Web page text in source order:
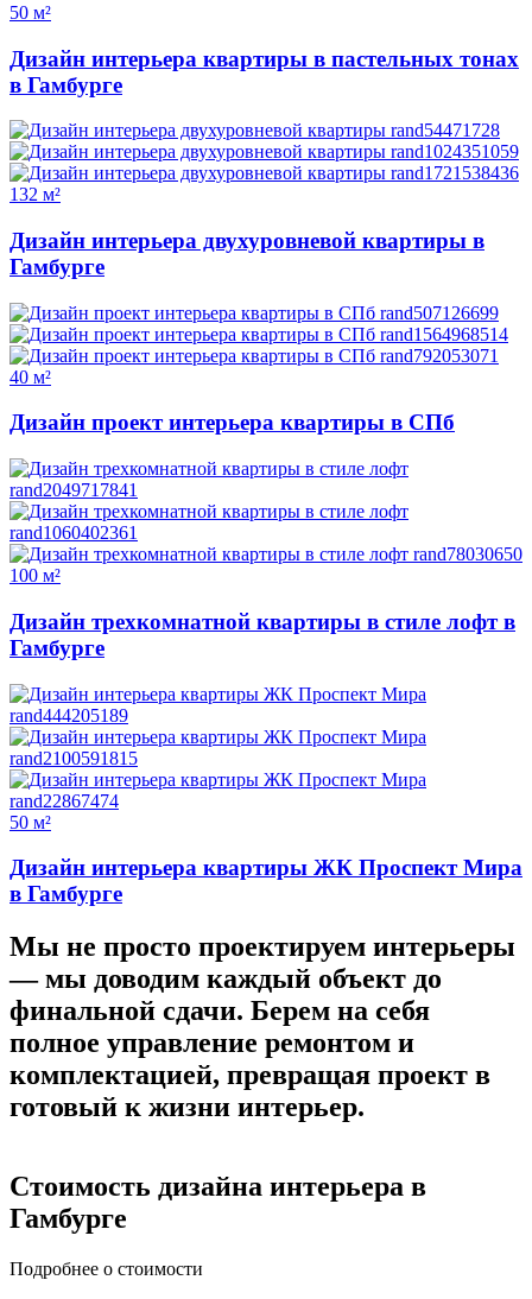
50 м²
Дизайн интерьера квартиры в пастельных тонах
в Гамбурге
132 м²
Дизайн интерьера двухуровневой квартиры в
Гамбурге
40 м²
Дизайн проект интерьера квартиры в СПб
100 м²
Дизайн трехкомнатной квартиры в стиле лофт в
Гамбурге
50 м²
Дизайн интерьера квартиры ЖК Проспект Мира
в Гамбурге
Мы не просто проектируем интерьеры
—мы доводим каждый объект до
финальной сдачи. Берем на себя
полное управление ремонтом и
комплектацией, превращая проект в
готовый к жизни интерьер.
Стоимость дизайна интерьера в
Гамбурге
Подробнее о стоимости